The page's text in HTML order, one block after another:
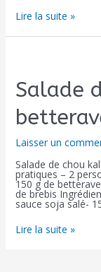
Lire la suite »
Salade
Laisser un
Salade de chou
pratiques – 2
150 g de
de brebis
sauce soja salé-
Lire la suite »